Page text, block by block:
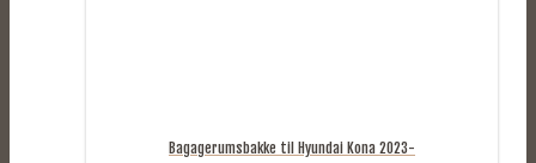
Bagagerumsbakke til Hyundai Kona 2023-